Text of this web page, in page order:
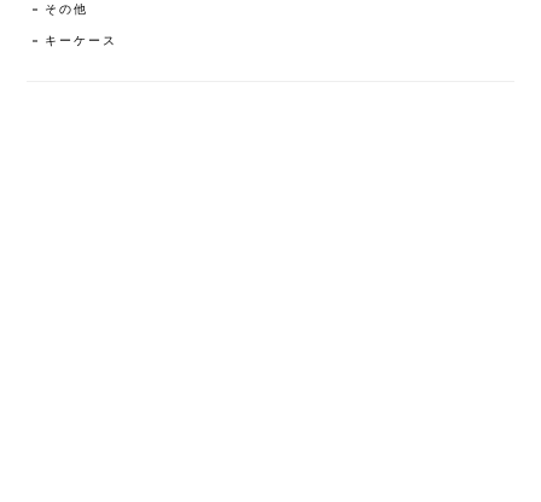
その他
キーケース